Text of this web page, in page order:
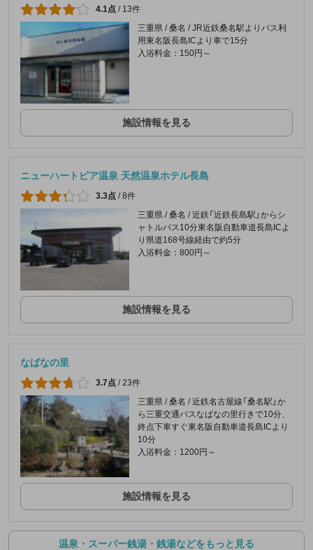
4.1点 / 13件
三重県 / 桑名 / JR近鉄桑名駅よりバス利
用東名阪長島ICより車で15分
入浴料金：150円～
施設情報を見る
ニューハートピア温泉 天然温泉ホテル長島
3.3点 /8件
三重県 / 桑名 / 近鉄「近鉄長島駅」からシ
ャトルバス10分東名阪自動車道長島ICよ
り県道168号線経由で約5分
入浴料金：800円～
施設情報を見る
なばなの里
3.7点 /23件
三重県 / 桑名 / 近鉄名古屋線「桑名駅」か
ら三重交通バスなばなの里行きで10分、
終点下車すぐ東名阪自動車道長島ICより
10分
入浴料金：1200円～
施設情報を見る
温泉・スーパー銭湯・銭湯などをもっと見る